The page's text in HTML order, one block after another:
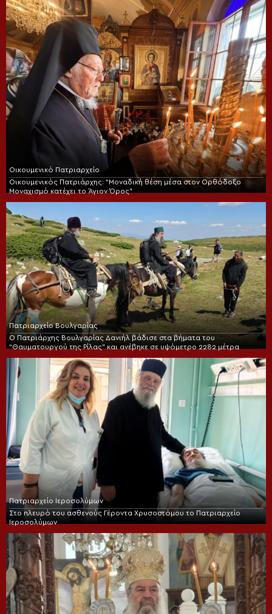
Οικουμενικό Πατριαρχείο
Οικουμενικός Πατριάρχης: “Μοναδική θέση μέσα στον Ορθόδοξο
Μοναχισμό κατέχει το Άγιον Όρος”
Πατριαρχείο Βουλγαρίας
Ο Πατριάρχης Βουλγαρίας Δανιήλ βάδισε στα βήματα του
“Θαυματουργού της Ρίλας” και ανέβηκε σε υψόμετρο 2282 μέτρα
Πατριαρχείο Ιεροσολύμων
Στο πλευρό του ασθενούς Γέροντα Χρυσοστόμου το Πατριαρχείο
Ιεροσολύμων